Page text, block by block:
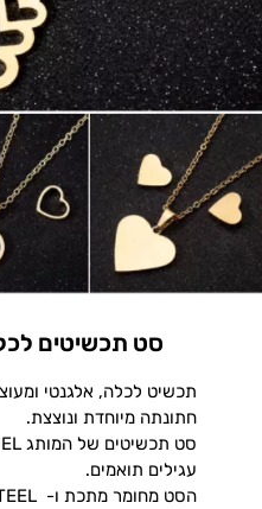
סט תכשיטים
תכשיט לכלה, אלגנטי
חתונתה מיוחדת ונוצצת.
עגילים תואמים.
הסט מחומר מתכת ו-